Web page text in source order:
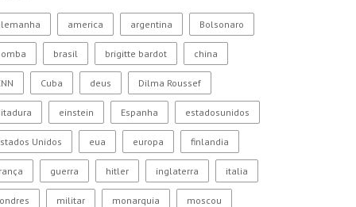
america argentina Bolsonaro
brasil brigitte bardot china
Cuba deus Dilma Roussef
einstein Espanha estadosunidos
Unidos eua europa finlandia
guerra hitler inglaterra italia
militar monarquia moscou